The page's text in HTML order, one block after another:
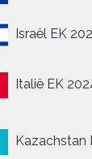
Israël EK
Italië EK
Kazachstan